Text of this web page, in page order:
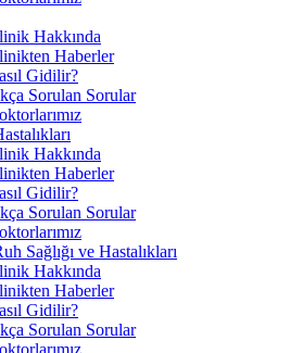
Hakkında
Haberler
Gidilir?
Sorulan Sorular
Hakkında
Haberler
Gidilir?
Sorulan Sorular
Sağlığı ve Hastalıkları
Hakkında
Haberler
Gidilir?
Sorulan Sorular